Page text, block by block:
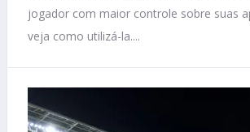
jogador com maior controle sobre suas
veja como utilizá-la....